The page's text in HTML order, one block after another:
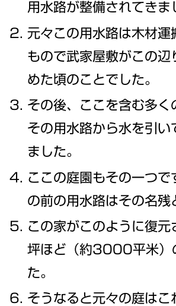
用水路が整備されてきま
元々この用水路は木材運
もので武家屋敷がこの辺
めた頃のことでした。
その後、ここを含む多く
その用水路から水を引い
ました。
ここの庭園もその一つで
の前の用水路はその名残
この家がこのように復元
坪ほど（約3000平米）
た。
そうなると元々の庭はこ